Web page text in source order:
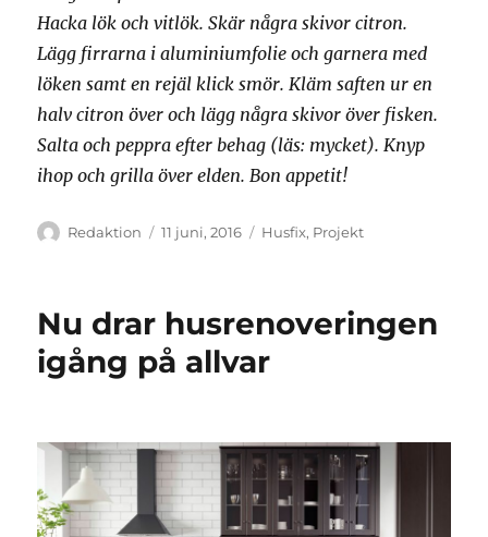
Hacka lök och vitlök. Skär några skivor citron.
Lägg firrarna i aluminiumfolie och garnera med
löken samt en rejäl klick smör. Kläm saften ur en
halv citron över och lägg några skivor över fisken.
Salta och peppra efter behag (läs: mycket). Knyp
ihop och grilla över elden. Bon appetit!
Författare
Redaktion
Publicerat
11 juni, 2016 Kategorier
Husfix, Projekt
Nu drar husrenoveringen
igång på allvar